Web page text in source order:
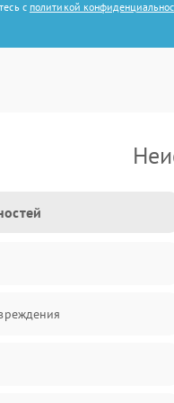
с политикой